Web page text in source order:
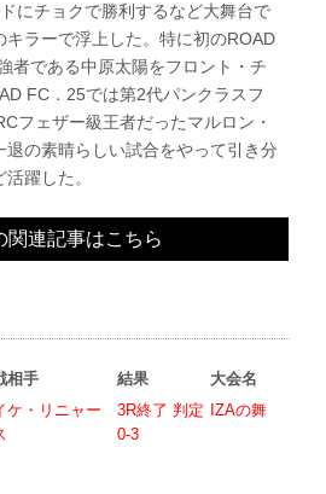
にチョクで勝利するなど大舞台で
ラーで浮上した。特に初のROAD
者である中原太陽をフロント・チ
FC．25では第2代パンクラスフ
フェザー級王者だったマルロン・
の素晴らしい試合をやって引き分
躍した。
関連記事はこちら
相手 結果
大会名
ケ・リニャー
3R終了 判定
0-3
IZAの舞